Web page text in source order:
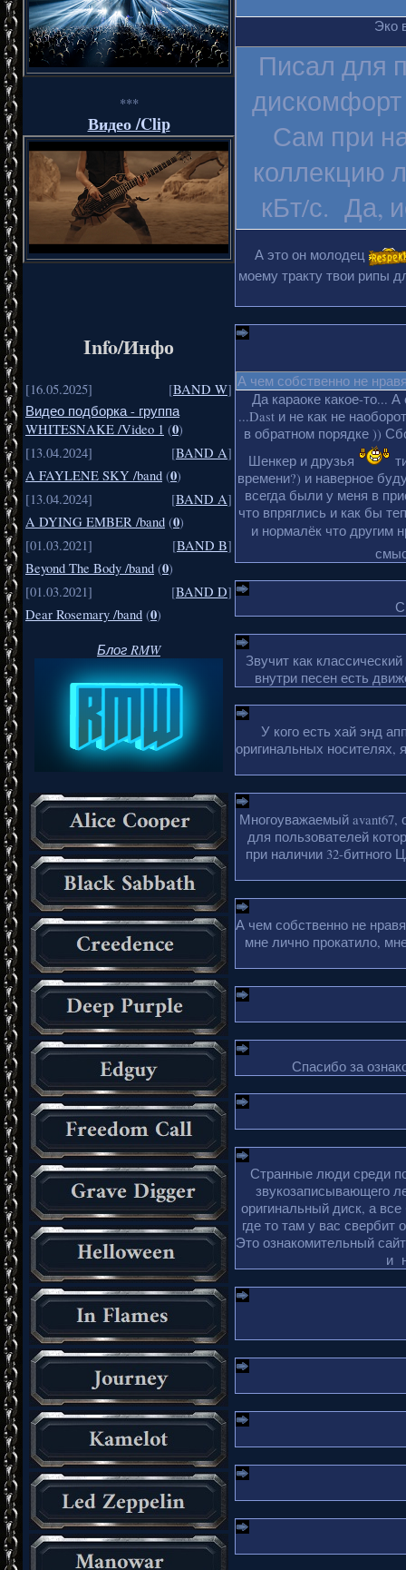
***
Видео /Clip
Info/Инфо
[16.05.2025] [BAND W]
Видео подборка - группа
WHITESNAKE /Video 1 (0)
[13.04.2024]
[BAND A]
A FAYLENE SKY /band (0)
[13.04.2024]
[BAND A]
A DYING EMBER /band (0)
[01.03.2021]
[BAND B]
Beyond The Body /band (0)
[01.03.2021]
[BAND D]
Dear Rosemary /band (0)
Блог RMW
Эко
Писал для
Сам при
коллекцию
кБт/с. Да,
А это он молодец
моему тракту твои рипы
А чем собственно не
Да караоке какое-то...
...Dast и не как не
в обратном порядке ))
Шенкер и друзья
времени?) и наверное
всегда были у меня в
что впряглись и как бы
и нормалёк что другим
Звучит как
внутри песен есть
У кого есть хай энд
оригинальных
Многоуважаемый
для пользователей
при наличии 32-битного
А чем собственно не
мне лично прокатило,
Спасибо за
Странные люди среди
звукозаписывающего
оригинальный диск, а
где то там у вас свербит
Это ознакомительный
и